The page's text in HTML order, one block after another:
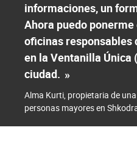
informaciones, un
Ahora puedo
oficinas responsables
en la Ventanilla Única
ciudad. »
Alma Kurti, propietaria de
personas mayores en